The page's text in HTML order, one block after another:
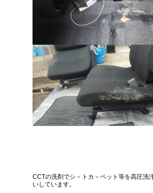
CCTの洗剤でシ－トカ－ペット等を高圧洗
いしています。